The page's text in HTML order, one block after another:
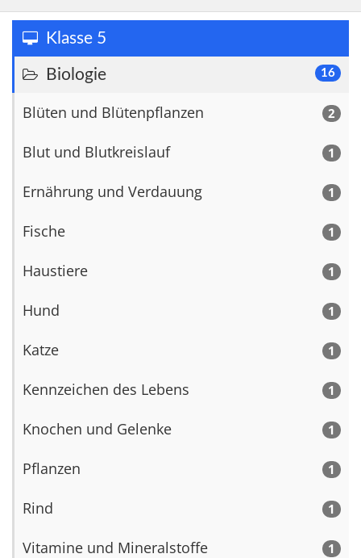
Klasse 5
16
Biologie
2
Blüten und Blütenpflanzen
1
Blut und Blutkreislauf
1
Ernährung und Verdauung
1
Fische
1
Haustiere
1
Hund
1
Katze
1
Kennzeichen des Lebens
1
Knochen und Gelenke
1
Pflanzen
1
Rind
1
Vitamine und Mineralstoffe